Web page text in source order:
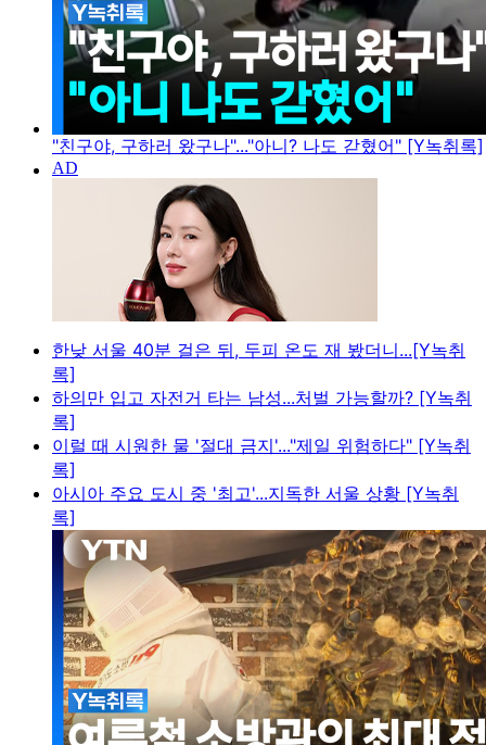
"친구야, 구하러 왔구나"..."아니? 나도 갇혔어" [Y녹취록]
한낮 서울 40분 걸은 뒤, 두피 온도 재 봤더니...[Y녹취
록]
하의만 입고 자전거 타는 남성...처벌 가능할까? [Y녹취
록]
이럴 때 시원한 물 '절대 금지'..."제일 위험하다" [Y녹취
록]
아시아 주요 도시 중 '최고'...지독한 서울 상황 [Y녹취
록]